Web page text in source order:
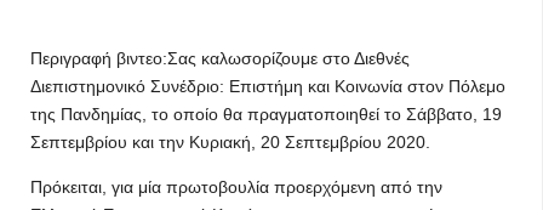
Περιγραφή βιντεο:Σας καλωσορίζουμε στο Διεθνές
Διεπιστημονικό Συνέδριο: Επιστήμη και Κοινωνία στον Πόλεμο
της Πανδημίας, το οποίο θα πραγματοποιηθεί το Σάββατο, 19
Σεπτεμβρίου και την Κυριακή, 20 Σεπτεμβρίου 2020.
Πρόκειται, για μία πρωτοβουλία προερχόμενη από την